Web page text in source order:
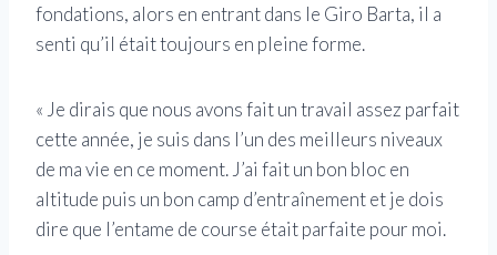
fondations, alors en entrant dans le Giro Barta, il a
senti qu’il était toujours en pleine forme.
« Je dirais que nous avons fait un travail assez parfait
cette année, je suis dans l’un des meilleurs niveaux
de ma vie en ce moment. J’ai fait un bon bloc en
altitude puis un bon camp d’entraînement et je dois
dire que l’entame de course était parfaite pour moi.